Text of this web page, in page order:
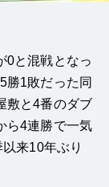
0と混戦となっ
勝1敗だった同
敷と4番のダブ
ら4連勝で一気
来10年ぶり